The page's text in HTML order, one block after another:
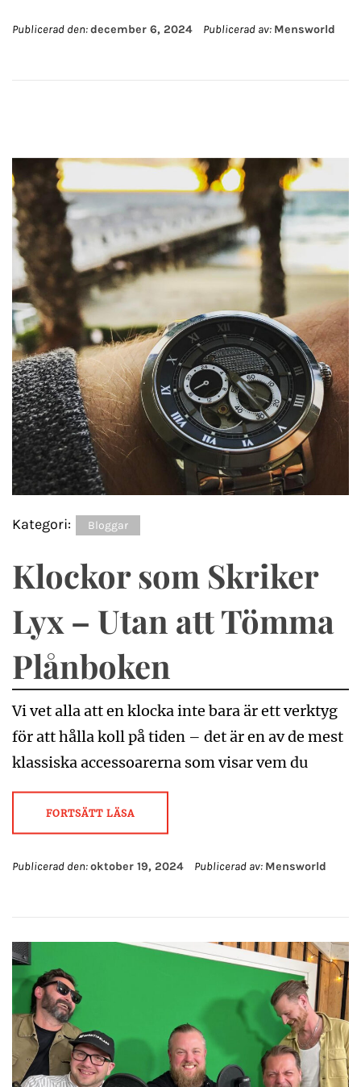
Publicerad den:december 6, 2024 Publicerad av: Mensworld
Kategori: Bloggar
Klockor som Skriker
Lyx – Utan att Tömma
Plånboken
Vi vet alla att en klocka inte bara är ett verktyg
för att hålla koll på tiden – det är en av de mest
klassiska accessoarerna som visar vem du
FORTSÄTT LÄSA
Publicerad den:oktober 19, 2024 Publicerad av: Mensworld